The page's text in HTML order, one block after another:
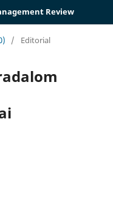
Review
/ Editorial